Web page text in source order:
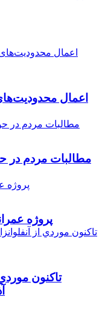
اعمال
مطالبات مردم در
247 پروژه
تاکنون